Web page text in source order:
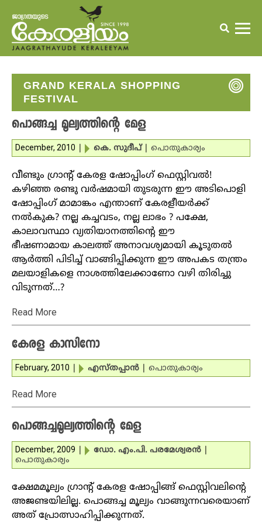
GRAND KERALA SHOPPING
FESTIVAL
പൊങ്ങച്ച മൂല്യത്തിന്റെ മേള
December, 2010 കെ. സുദീപ്‌ പൊതുകാര്യം
വീണ്ടും ഗ്രാന്റ് കേരള ഷോപ്പിംഗ് ഫെസ്റ്റിവല്‍!
കഴിഞ്ഞ രണ്ടു വര്‍ഷമായി തുടരുന്ന ഈ അടിപൊളി
ഷോപ്പിംഗ് മാമാങ്കം എന്താണ് കേരളീയര്‍ക്ക്
നല്‍കുക? നല്ല കച്ചവടം, നല്ല ലാഭം ? പക്ഷേ,
കാലാവസ്ഥാ വ്യതിയാനത്തിന്റെ ഈ
ഭീഷണാമായ കാലത്ത് അനാവശ്യമായി കൂടുതല്‍
ആര്‍ത്തി പിടിച്ച് വാങ്ങിപ്പിക്കുന്ന ഈ അപകട തന്ത്രം
മലയാളികളെ നാശത്തിലേക്കാണോ വഴി തിരിച്ചു
വിടുന്നത്…?
Read More
കേരള കാസിനോ
February, 2010 എസ്തപ്പാന്‍ പൊതുകാര്യം
Read More
പൊങ്ങച്ചമൂല്യത്തിന്റെ മേള
December, 2009 ഡോ. എം.പി. പരമേശ്വരന്‍
പൊതുകാര്യം
ക്ഷേമമൂല്യം ഗ്രാന്റ് കേരള ഷോപ്പിങ്ങ് ഫെസ്റ്റിവലിന്റെ
അജണ്ടയിലില്ല. പൊങ്ങച്ച മൂല്യം വാങ്ങുന്നവരെയാണ്
അത് പ്രോത്സാഹിപ്പിക്കുന്നത്.